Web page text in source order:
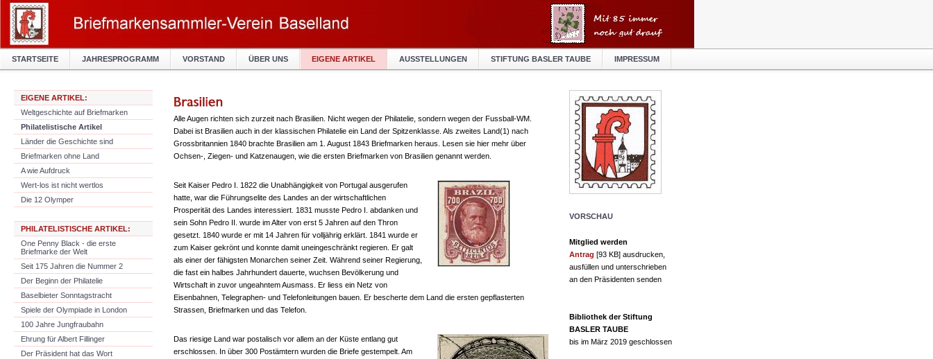
STARTSEITE JAHRESPROGRAMM VORSTAND ÜBER UNS EIGENE ARTIKEL AUSSTELLUNGEN STIFTUNG BASLER TAUBE IMPRESSUM
EIGENE ARTIKEL:
Weltgeschichte auf Briefmarken
Philatelistische Artikel
Länder die Geschichte sind
Briefmarken ohne Land
A wie Aufdruck
Wert-los ist nicht wertlos
Die 12 Olymper
PHILATELISTISCHE ARTIKEL:
One Penny Black - die erste
Briefmarke der Welt
Seit 175 Jahren die Nummer 2
Der Beginn der Philatelie
Baselbieter Sonntagstracht
Spiele der Olympiade in London
100 Jahre Jungfraubahn
Ehrung für Albert Fillinger
Der Präsident hat das Wort
Alle Augen richten sich zurzeit nach Brasilien. Nicht wegen der Philatelie, sondern wegen der Fussball-WM.
Dabei ist Brasilien auch in der klassischen Philatelie ein Land der Spitzenklasse. Als zweites Land(1) nach
Grossbritannien 1840 brachte Brasilien am 1. August 1843 Briefmarken heraus. Lesen sie hier mehr über
Ochsen-, Ziegen- und Katzenaugen, wie die ersten Briefmarken von Brasilien genannt werden.
Seit Kaiser Pedro I. 1822 die Unabhängigkeit von Portugal ausgerufen
hatte, war die Führungselite des Landes an der wirtschaftlichen
Prosperität des Landes interessiert. 1831 musste Pedro I. abdanken und
sein Sohn Pedro II. wurde im Alter von erst 5 Jahren auf den Thron
gesetzt. 1840 wurde er mit 14 Jahren für volljährig erklärt. 1841 wurde er
zum Kaiser gekrönt und konnte damit uneingeschränkt regieren. Er galt
als einer der fähigsten Monarchen seiner Zeit. Während seiner Regierung,
die fast ein halbes Jahrhundert dauerte, wuchsen Bevölkerung und
Wirtschaft in zuvor ungeahntem Ausmass. Er liess ein Netz von
Eisenbahnen, Telegraphen- und Telefonleitungen bauen. Er bescherte dem Land die ersten gepflasterten
Strassen, Briefmarken und das Telefon.
Das riesige Land war postalisch vor allem an der Küste entlang gut
erschlossen. In über 300 Postämtern wurden die Briefe gestempelt. Am
VORSCHAU
Mitglied werden
Antrag [93 KB] ausdrucken,
ausfüllen und unterschrieben
an den Präsidenten senden
Bibliothek der Stiftung
BASLER TAUBE
bis im März 2019 geschlossen